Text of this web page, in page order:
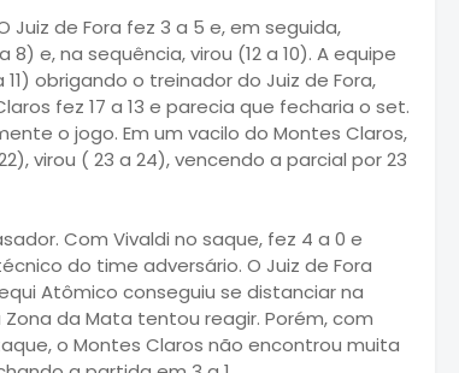
de Fora fez 3 a 5 e, em seguida,
e, na sequência, virou (12 a 10). A equipe
obrigando o treinador do Juiz de Fora,
fez 17 a 13 e parecia que fecharia o set.
o jogo. Em um vacilo do Montes Claros,
virou ( 23 a 24), vencendo a parcial por 23
Com Vivaldi no saque, fez 4 a 0 e
do time adversário. O Juiz de Fora
Atômico conseguiu se distanciar na
da Mata tentou reagir. Porém, com
o Montes Claros não encontrou muita